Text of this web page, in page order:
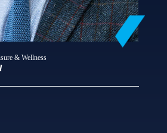
& Wellness